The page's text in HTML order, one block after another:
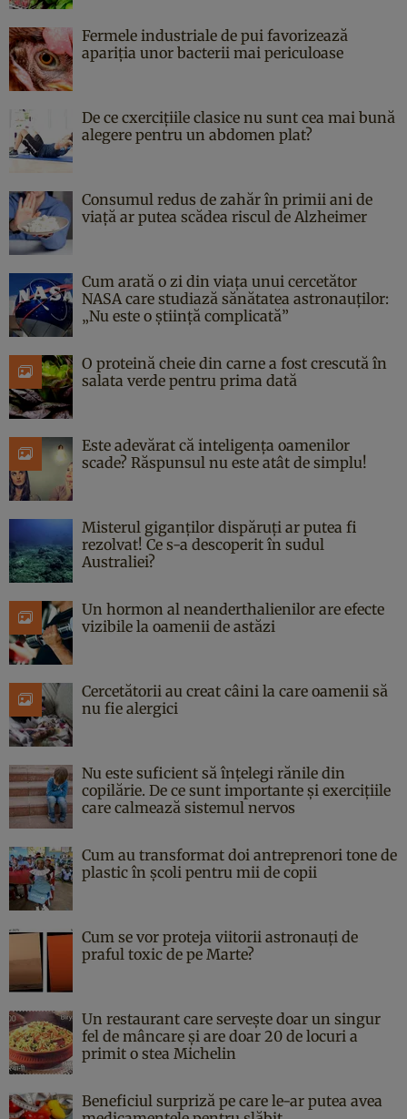
Fermele industriale de pui favorizează
apariția unor bacterii mai periculoase
De ce cxercițiile clasice nu sunt cea mai bună
alegere pentru un abdomen plat?
Consumul redus de zahăr în primii ani de
viață ar putea scădea riscul de Alzheimer
Cum arată o zi din viața unui cercetător
NASA care studiază sănătatea astronauților:
„Nu este o știință complicată”
O proteină cheie din carne a fost crescută în
salata verde pentru prima dată
Este adevărat că inteligența oamenilor
scade? Răspunsul nu este atât de simplu!
Misterul giganților dispăruți ar putea fi
rezolvat! Ce s-a descoperit în sudul
Australiei?
Un hormon al neanderthalienilor are efecte
vizibile la oamenii de astăzi
Cercetătorii au creat câini la care oamenii să
nu fie alergici
Nu este suficient să înțelegi rănile din
copilărie. De ce sunt importante și exercițiile
care calmează sistemul nervos
Cum au transformat doi antreprenori tone de
plastic în școli pentru mii de copii
Cum se vor proteja viitorii astronauți de
praful toxic de pe Marte?
Un restaurant care servește doar un singur
fel de mâncare și are doar 20 de locuri a
primit o stea Michelin
Beneficiul surpriză pe care le-ar putea avea